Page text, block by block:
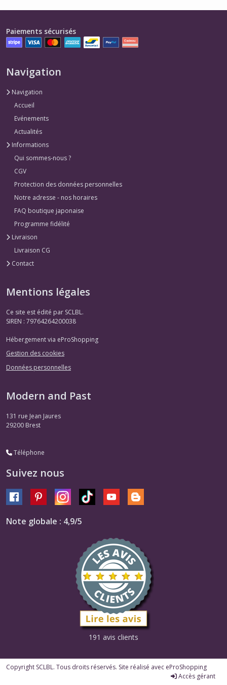
Paiements sécurisés
Navigation
Navigation
Accueil
Evénements
Actualités
Informations
Qui sommes-nous ?
CGV
Protection des données personnelles
Notre adresse - nos horaires
FAQ boutique japonaise
Programme fidélité
Livraison
Livraison CG
Contact
Mentions légales
Ce site est édité par SCLBL.
SIREN : 79764264200038
Hébergement via eProShopping
Gestion des cookies
Données personnelles
Modern and Past
131 rue Jean Jaures
29200 Brest
Téléphone
Suivez nous
Note globale : 4,9/5
191 avis clients
Copyright SCLBL. Tous droits réservés. Site réalisé avec eProShopping
Accès gérant